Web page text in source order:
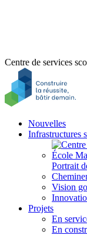
Centre de services
Nouvelles
Infrastructures
Portrait
Vision
Projets
En
En